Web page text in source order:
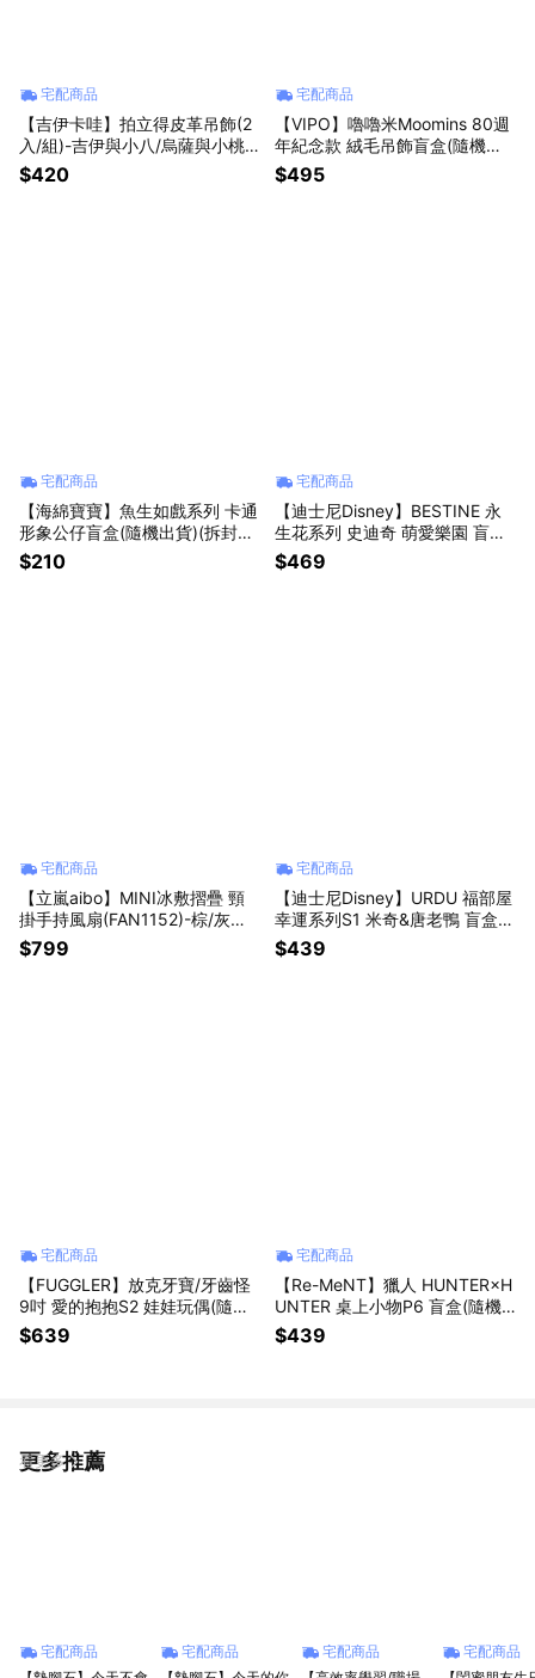
宅配商品
【吉伊卡哇】拍立得皮革吊飾(2
入/組)-吉伊與小八/烏薩與小桃/
栗子與海獺【墊腳石】鑰匙圈 磁
扣收納
$420
宅配商品
【VIPO】嚕嚕米Moomins 80週
年紀念款 絨毛吊飾盲盒(隨機出
貨)(拆封不退)【墊腳石】玩偶 娃
娃 鑰匙圈
$495
宅配商品
【海綿寶寶】魚生如戲系列 卡通
形象公仔盲盒(隨機出貨)(拆封不
退)【墊腳石】
$210
宅配商品
【迪士尼Disney】BESTINE 永
生花系列 史迪奇 萌愛樂園 盲盒
(隨機出貨)(拆封不退)【墊腳石】
$469
宅配商品
【立嵐aibo】MINI冰敷摺疊 頸
掛手持風扇(FAN1152)-棕/灰
【墊腳石】
$799
宅配商品
【迪士尼Disney】URDU 福部屋
幸運系列S1 米奇&唐老鴨 盲盒
(隨機出貨)(拆封不退)【墊腳石】
盒玩 公仔擺飾
$439
宅配商品
【FUGGLER】放克牙寶/牙齒怪
9吋 愛的抱抱S2 娃娃玩偶(隨機
出貨)【墊腳石】
$639
宅配商品
【Re-MeNT】獵人 HUNTER×H
UNTER 桌上小物P6 盲盒(隨機
出貨)(拆封不退)【墊腳石】公仔
盒玩
$439
更多推薦
看更多
宅配商品
宅配商品
宅配商品
宅配商品